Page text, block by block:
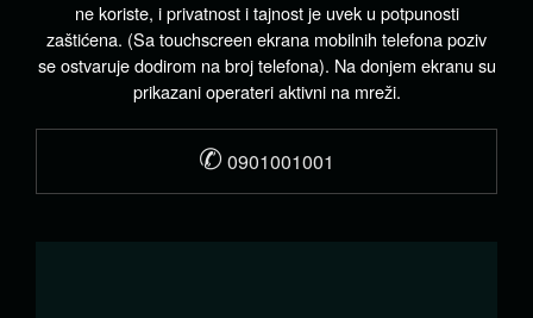
ne koriste, i privatnost i tajnost je uvek u potpunosti
zaštićena. (Sa touchscreen ekrana mobilnih telefona poziv
se ostvaruje dodirom na broj telefona). Na donjem ekranu su
prikazani operateri aktivni na mreži.
✆ 0901001001